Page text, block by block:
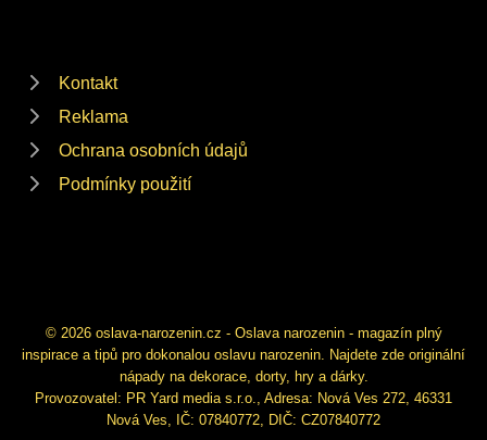
Kontakt
Reklama
Ochrana osobních údajů
Podmínky použití
© 2026 oslava-narozenin.cz - Oslava narozenin - magazín plný
inspirace a tipů pro dokonalou oslavu narozenin. Najdete zde originální
nápady na dekorace, dorty, hry a dárky.
Provozovatel: PR Yard media s.r.o., Adresa: Nová Ves 272, 46331
Nová Ves, IČ: 07840772, DIČ: CZ07840772